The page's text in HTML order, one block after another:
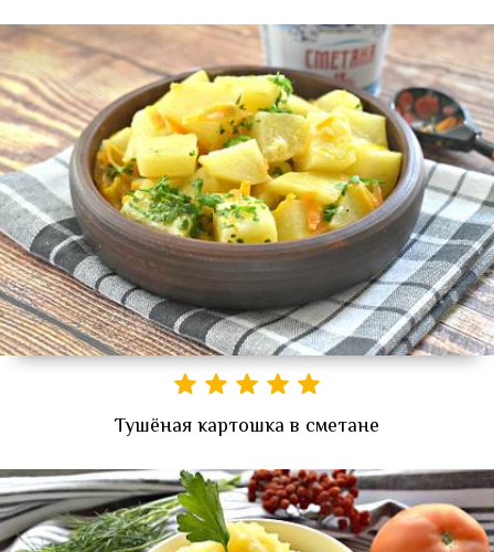
Тушёная картошка в сметане